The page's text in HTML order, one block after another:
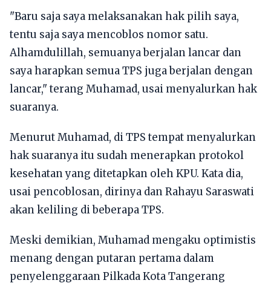
"Baru saja saya melaksanakan hak pilih saya,
tentu saja saya mencoblos nomor satu.
Alhamdulillah, semuanya berjalan lancar dan
saya harapkan semua TPS juga berjalan dengan
lancar," terang Muhamad, usai menyalurkan hak
suaranya.
Menurut Muhamad, di TPS tempat menyalurkan
hak suaranya itu sudah menerapkan protokol
kesehatan yang ditetapkan oleh KPU. Kata dia,
usai pencoblosan, dirinya dan Rahayu Saraswati
akan keliling di beberapa TPS.
Meski demikian, Muhamad mengaku optimistis
menang dengan putaran pertama dalam
penyelenggaraan Pilkada Kota Tangerang